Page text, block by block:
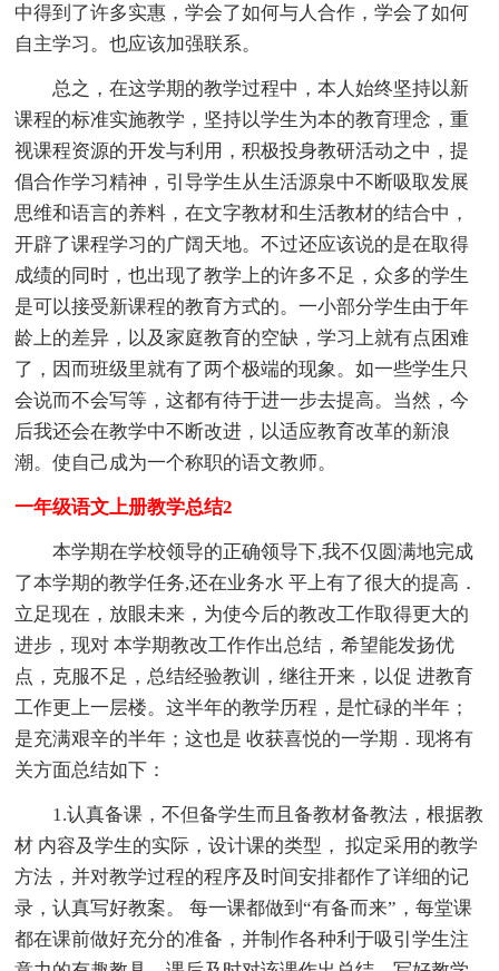
中得到了许多实惠，学会了如何与人合作，学会了如何
自主学习。也应该加强联系。
总之，在这学期的教学过程中，本人始终坚持以新
课程的标准实施教学，坚持以学生为本的教育理念，重
视课程资源的开发与利用，积极投身教研活动之中，提
倡合作学习精神，引导学生从生活源泉中不断吸取发展
思维和语言的养料，在文字教材和生活教材的结合中，
开辟了课程学习的广阔天地。不过还应该说的是在取得
成绩的同时，也出现了教学上的许多不足，众多的学生
是可以接受新课程的教育方式的。一小部分学生由于年
龄上的差异，以及家庭教育的空缺，学习上就有点困难
了，因而班级里就有了两个极端的现象。如一些学生只
会说而不会写等，这都有待于进一步去提高。当然，今
后我还会在教学中不断改进，以适应教育改革的新浪
潮。使自己成为一个称职的语文教师。
一年级语文上册教学总结2
本学期在学校领导的正确领导下,我不仅圆满地完成
了本学期的教学任务,还在业务水 平上有了很大的提高．
立足现在，放眼未来，为使今后的教改工作取得更大的
进步，现对 本学期教改工作作出总结，希望能发扬优
点，克服不足，总结经验教训，继往开来，以促 进教育
工作更上一层楼。这半年的教学历程，是忙碌的半年；
是充满艰辛的半年；这也是 收获喜悦的一学期．现将有
关方面总结如下：
1.认真备课，不但备学生而且备教材备教法，根据教
材 内容及学生的实际，设计课的类型， 拟定采用的教学
方法，并对教学过程的程序及时间安排都作了详细的记
录，认真写好教案。 每一课都做到“有备而来”，每堂课
都在课前做好充分的准备，并制作各种利于吸引学生注